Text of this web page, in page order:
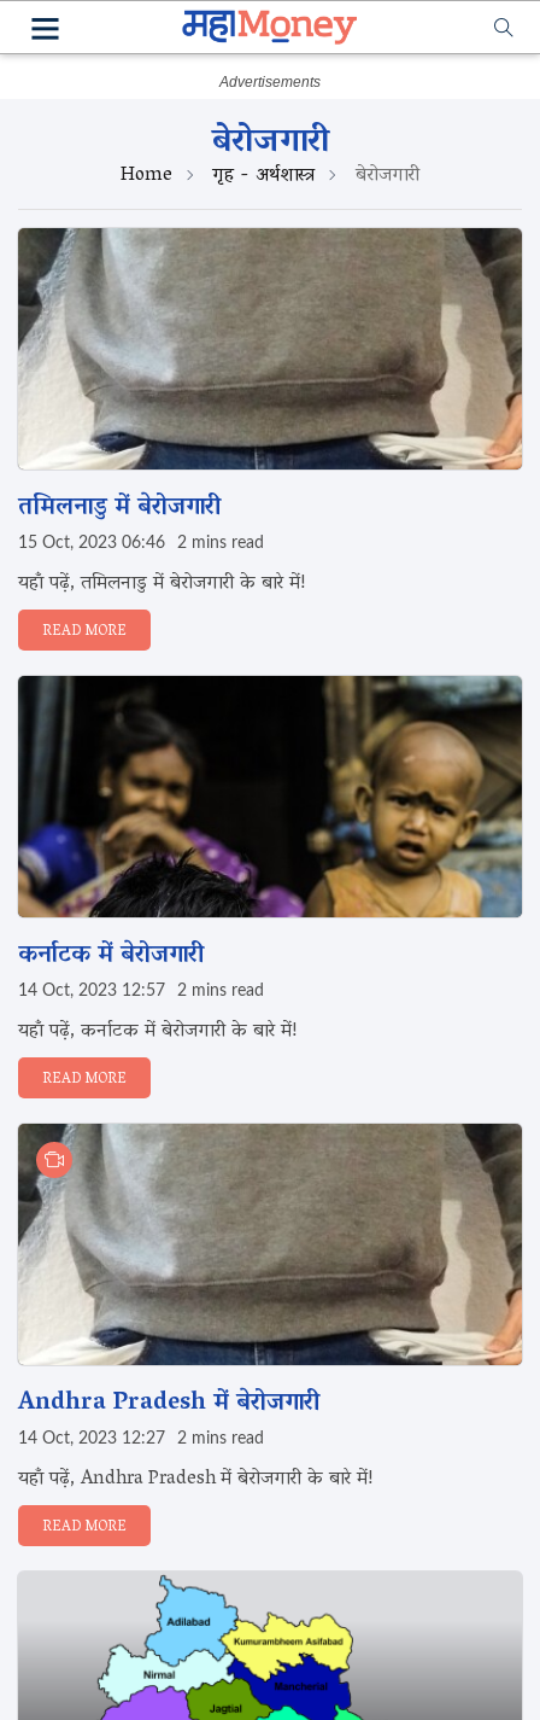
बेरोजगारी
Home गृह - अर्थशास्त्र बेरोजगारी
तमिलनाडु में बेरोजगारी
15 Oct, 2023 06:46 2 mins read
यहाँ पढ़ें, तमिलनाडु में बेरोजगारी के बारे में!
READ MORE
कर्नाटक में बेरोजगारी
14 Oct, 2023 12:57 2 mins read
यहाँ पढ़ें, कर्नाटक में बेरोजगारी के बारे में!
READ MORE
Andhra Pradesh में बेरोजगारी
14 Oct, 2023 12:27 2 mins read
यहाँ पढ़ें, Andhra Pradesh में बेरोजगारी के बारे में!
READ MORE